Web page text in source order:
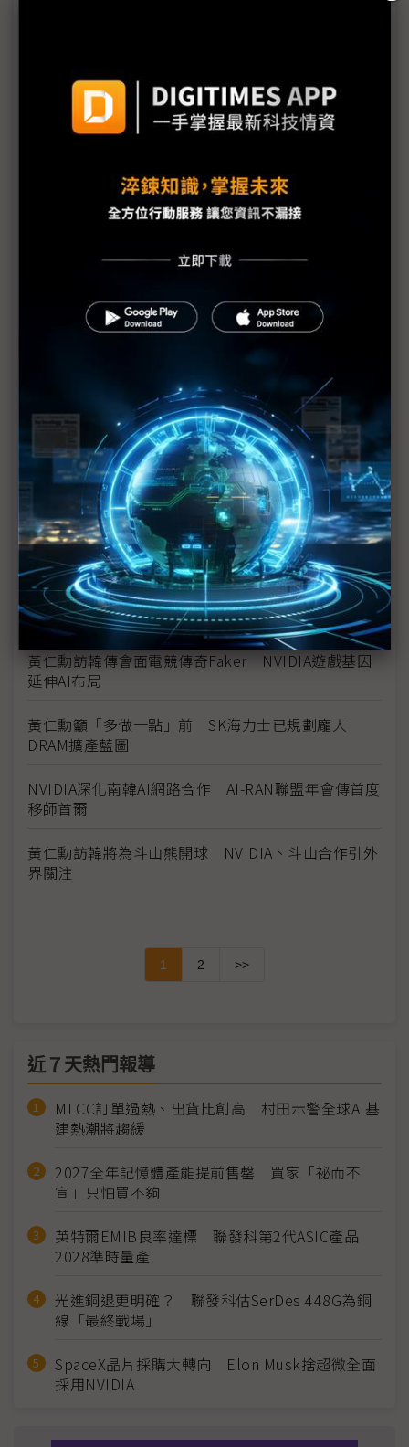
方位AI合作
Naver聯手NVIDIA打造GW級AI工廠 2027年啟動
NVIDIA、SK海力士齊投入記憶體研發 黃仁勳：首次
與單一集團展開全面合作
樂金集團首度大規模採購NVIDIA GPU 推進實體AI
黃仁勳南韓燒肉之約公開驚喜 預告大量記憶體訂單
黃仁勳訪韓見電競傳奇Faker真正盤算 提前連結下
直擊黃仁勳訪韓再喊「驚喜」 協調供應鏈鞏固AI、
機器人版圖
黃仁勳訪韓吹起電競旋風 台韓固樁戰略細膩多方進
擊
從炸啤餐到五花趴 黃仁勳今再訪韓串連HBM、機器
人與實體AI生態系
黃仁勳訪韓傳會Krafton 遊戲AI合作延伸至實體AI？
黃仁勳訪韓傳會面電競傳奇Faker NVIDIA遊戲基因
延伸AI布局
黃仁勳籲「多做一點」前 SK海力士已規劃龐大
DRAM擴產藍圖
NVIDIA深化南韓AI網路合作 AI-RAN聯盟年會傳首度
移師首爾
黃仁勳訪韓將為斗山熊開球 NVIDIA、斗山合作引外
界關注
1 2 >>
近７天熱門報導
MLCC訂單過熱、出貨比創高 村田示警全球AI基
建熱潮將趨緩
2027全年記憶體產能提前售罄 買家「祕而不
宣」只怕買不夠
英特爾EMIB良率達標 聯發科第2代ASIC產品
2028準時量產
光進銅退更明確？ 聯發科估SerDes 448G為銅
線「最終戰場」
SpaceX晶片採購大轉向 Elon Musk捨超微全面
採用NVIDIA